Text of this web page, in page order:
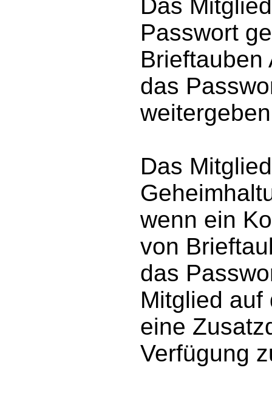
Das
Passwort
Brieftauben
das
Das
wenn ein
von
das
Mitglied auf
eine
Verfügung